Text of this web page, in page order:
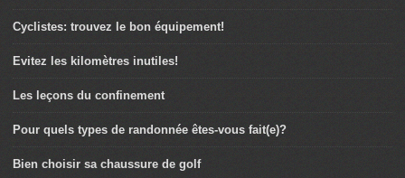
Cyclistes: trouvez le bon équipement!
Evitez les kilomètres inutiles!
Les leçons du confinement
Pour quels types de randonnée êtes-vous fait(e)?
Bien choisir sa chaussure de golf